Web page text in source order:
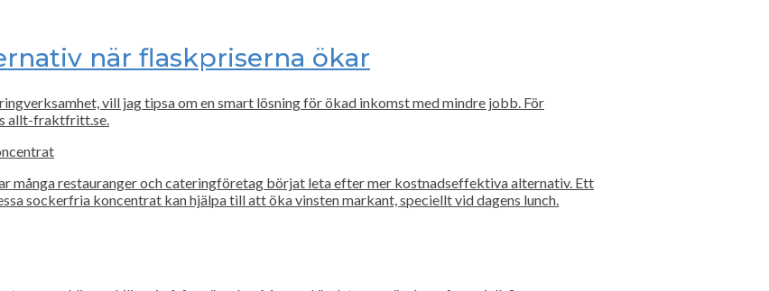
när flaskpriserna ökar
vill jag tipsa om en smart lösning för ökad inkomst med mindre jobb. För
allt-fraktfritt.se.
många restauranger och cateringföretag börjat leta efter mer kostnadseffektiva alternativ. Ett
sockerfria koncentrat kan hjälpa till att öka vinsten markant, speciellt vid dagens lunch.